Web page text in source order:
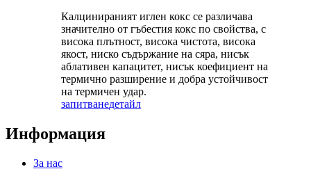
Калцинираният иглен кокс се различава
значително от гъбестия кокс по свойства, с
висока плътност, висока чистота, висока
якост, ниско съдържание на сяра, нисък
аблативен капацитет, нисък коефициент на
термично разширение и добра устойчивост
на термичен удар.
запитванедетайл
Информация
За нас